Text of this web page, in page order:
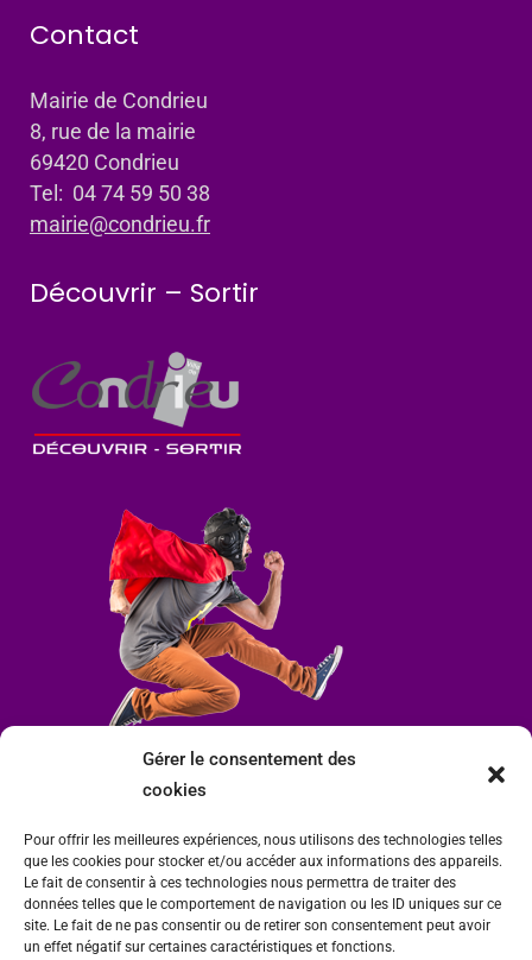
Gérer le consentement des
cookies
Pour offrir les meilleures expériences, nous utilisons des technologies telles
que les cookies pour stocker et/ou accéder aux informations des appareils.
Le fait de consentir à ces technologies nous permettra de traiter des
données telles que le comportement de navigation ou les ID uniques sur ce
site. Le fait de ne pas consentir ou de retirer son consentement peut avoir
un effet négatif sur certaines caractéristiques et fonctions.
Contact
Mairie de Condrieu
8, rue de la mairie
69420 Condrieu
Tel: 04 74 59 50 38
mairie@condrieu.fr
Découvrir – Sortir